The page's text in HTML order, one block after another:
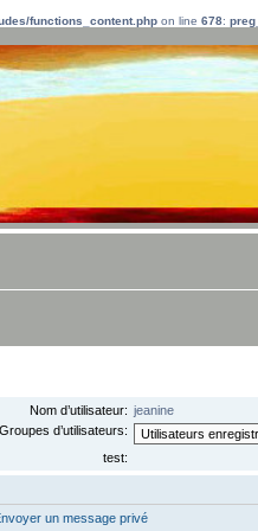
functions_content.php on line 678:
Nom d’utilisateur: jeanine
Groupes d’utilisateurs:
test:
un message privé